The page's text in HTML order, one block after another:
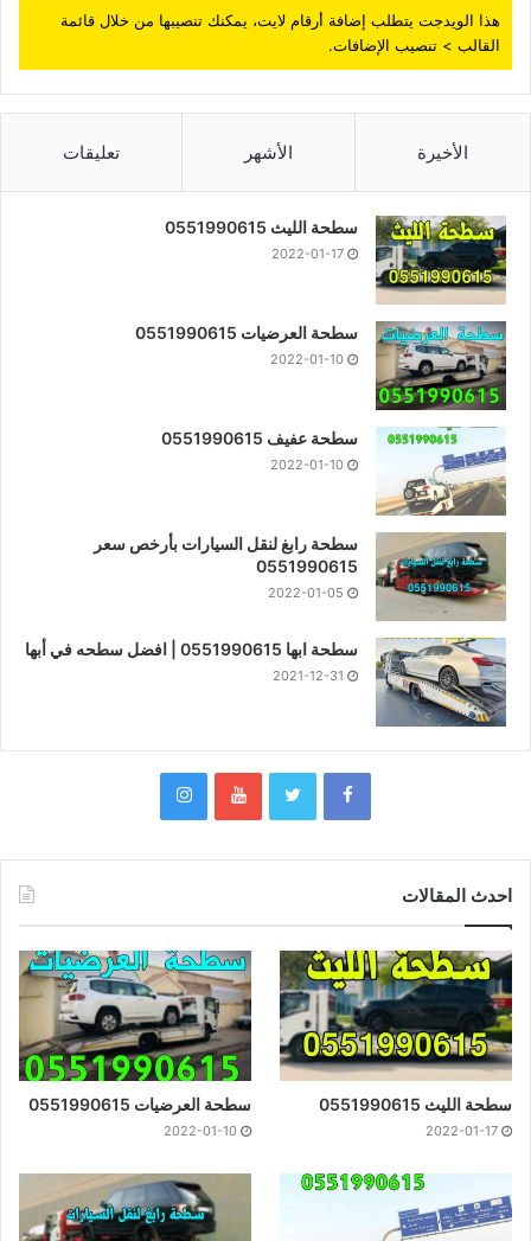
هذا الويدجت يتطلب إضافة أرقام لايت، يمكنك تنصيبها من خلال قائمة
القالب > تنصيب الإضافات.
الأخيرة الأشهر تعليقات
سطحة الليث 0551990615
2022-01-17
سطحة العرضيات 0551990615
2022-01-10
سطحة عفيف 0551990615
2022-01-10
سطحة رابغ لنقل السيارات بأرخص سعر
0551990615
2022-01-05
سطحة ابها 0551990615 | افضل سطحه في أبها
2021-12-31
احدث المقالات
سطحة الليث 0551990615
2022-01-17
سطحة العرضيات 0551990615
2022-01-10